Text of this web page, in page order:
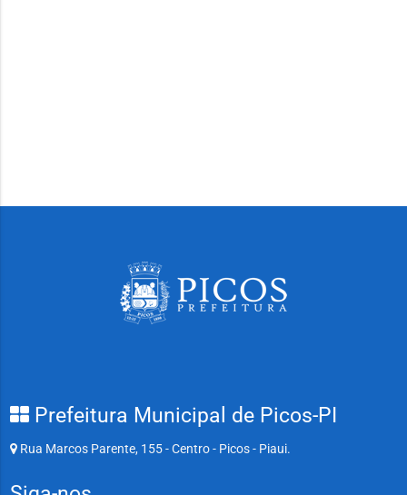
Prefeitura Municipal de Picos-PI
Rua Marcos Parente, 155 - Centro - Picos - Piaui.